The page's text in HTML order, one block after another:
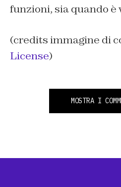
funzioni, sia quando è
(credits immagine di
License)
MOSTRA I